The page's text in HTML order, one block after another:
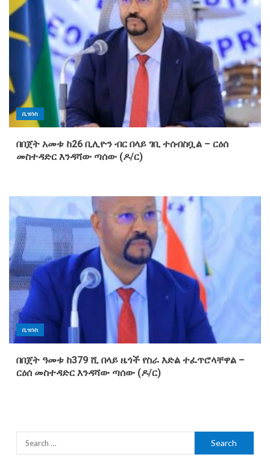
ቢዝነስ
በበጀት አመቱ ከ26 ቢሊዮን ብር በላይ ገቢ ተሰብስቧል – ርዕሰ
መስተዳድር እንዳሻው ጣሰው (ዶ/ር)
ቢዝነስ
በበጀት ዓመቱ ከ379 ሺ በላይ ዜጎች የስራ እድል ተፈጥሮላቸዋል –
ርዕሰ መስተዳድር እንዳሻው ጣሰው (ዶ/ር)